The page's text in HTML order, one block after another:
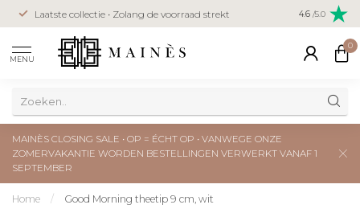
Laatste collectie • Zolang de voorraad strekt Veilig
creditcard
4.6 /5.0
MENU
0
MAINÈS CLOSING SALE • OP = ÉCHT OP • VANWEGE ONZE
ZOMERVAKANTIE WORDEN BESTELLINGEN VERWERKT VANAF 1
SEPTEMBER
Home / Good Morning theetip 9 cm, wit